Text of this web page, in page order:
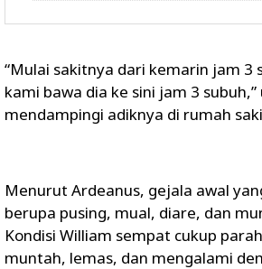
“Mulai sakitnya dari kemarin jam 3
kami bawa dia ke sini jam 3
mendampingi adiknya di rumah
Menurut Ardeanus, gejala awal
berupa pusing, mual, diare, dan
Kondisi William sempat cukup
muntah, lemas, dan mengalami